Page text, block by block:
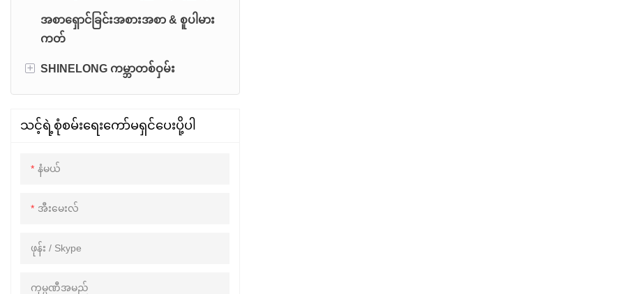
အစာရှောင်ခြင်းအစားအစာ & စူပါမား
ကတ်
+ SHINELONG ကမ္ဘာတစ်ဝှမ်း
ဖိလစ်ပိုင်
သင့်ရဲ့စုံစမ်းရေးကော်မရှင်ပေးပို့ပါ
နံမယ်
အီးမေးလ်
ဖုန်း / Skype
ကုမ္ပဏီအမည်